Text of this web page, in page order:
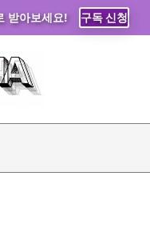
받아보세요! 구독 신청